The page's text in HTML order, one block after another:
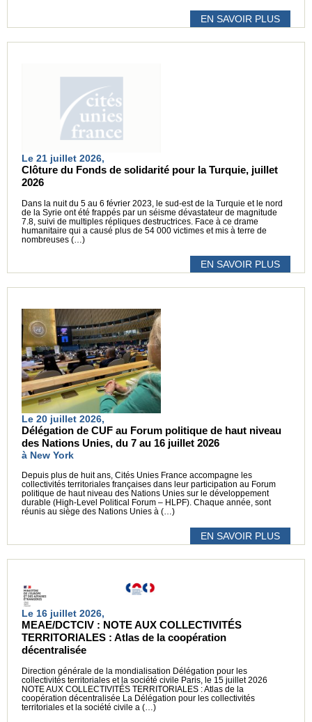
EN SAVOIR PLUS
Le 21 juillet 2026,
Clôture du Fonds de solidarité pour la Turquie, juillet
2026
Dans la nuit du 5 au 6 février 2023, le sud-est de la Turquie et le nord
de la Syrie ont été frappés par un séisme dévastateur de magnitude
7.8, suivi de multiples répliques destructrices. Face à ce drame
humanitaire qui a causé plus de 54 000 victimes et mis à terre de
nombreuses (…)
EN SAVOIR PLUS
Le 20 juillet 2026,
Délégation de CUF au Forum politique de haut niveau
des Nations Unies, du 7 au 16 juillet 2026
à New York
Depuis plus de huit ans, Cités Unies France accompagne les
collectivités territoriales françaises dans leur participation au Forum
politique de haut niveau des Nations Unies sur le développement
durable (High-Level Political Forum – HLPF). Chaque année, sont
réunis au siège des Nations Unies à (…)
EN SAVOIR PLUS
Le 16 juillet 2026,
MEAE/DCTCIV : NOTE AUX COLLECTIVITÉS
TERRITORIALES : Atlas de la coopération
décentralisée
Direction générale de la mondialisation Délégation pour les
collectivités territoriales et la société civile Paris, le 15 juillet 2026
NOTE AUX COLLECTIVITÉS TERRITORIALES : Atlas de la
coopération décentralisée La Délégation pour les collectivités
territoriales et la société civile a (…)